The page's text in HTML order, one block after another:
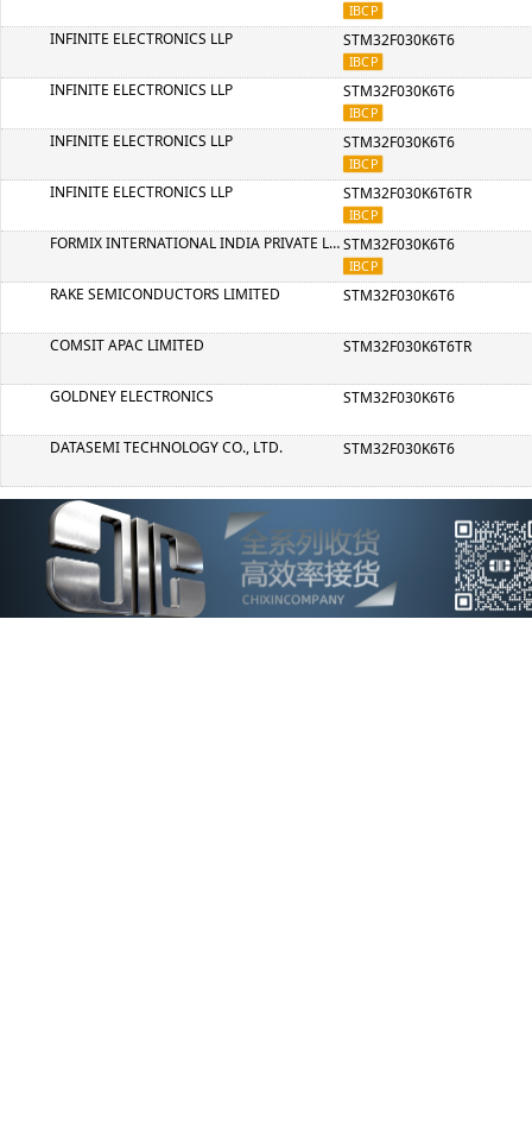
INFINITE ELECTRONICS LLP STM32F030K6T6
INFINITE ELECTRONICS LLP STM32F030K6T6
INFINITE ELECTRONICS LLP STM32F030K6T6
INFINITE ELECTRONICS LLP STM32F030K6T6TR
FORMIX INTERNATIONAL INDIA PRIVATE LIMITEDSTM32F030K6T6
RAKE SEMICONDUCTORS LIMITED STM32F030K6T6
COMSIT APAC LIMITED STM32F030K6T6TR
GOLDNEY ELECTRONICS STM32F030K6T6
DATASEMI TECHNOLOGY CO., LTD. STM32F030K6T6